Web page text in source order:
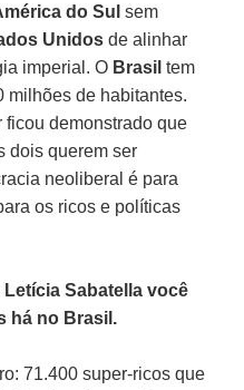
do Sul sem
Unidos de alinhar
imperial. O Brasil tem
milhões de habitantes.
ficou demonstrado que
dois querem ser
neoliberal é para
os ricos e políticas
Sabatella você
há no Brasil.
71.400 super-ricos que